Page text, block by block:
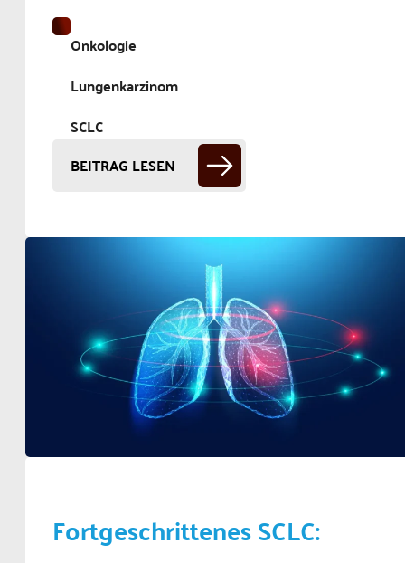
Onkologie
Lungenkarzinom
SCLC
BEITRAG LESEN
Fortgeschrittenes SCLC: